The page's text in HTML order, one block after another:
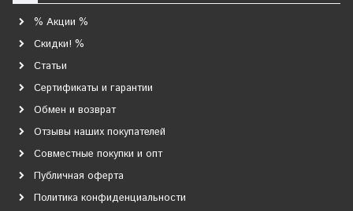
% Акции %
Скидки! %
Статьи
Сертификаты и гарантии
Обмен и возврат
Отзывы наших покупателей
Совместные покупки и опт
Публичная оферта
Политика конфиденциальности